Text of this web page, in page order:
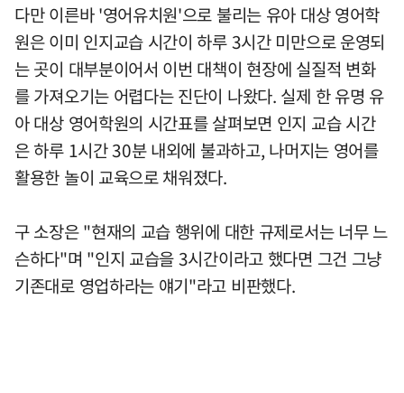
다만 이른바 '영어유치원'으로 불리는 유아 대상 영어학
원은 이미 인지교습 시간이 하루 3시간 미만으로 운영되
는 곳이 대부분이어서 이번 대책이 현장에 실질적 변화
를 가져오기는 어렵다는 진단이 나왔다. 실제 한 유명 유
아 대상 영어학원의 시간표를 살펴보면 인지 교습 시간
은 하루 1시간 30분 내외에 불과하고, 나머지는 영어를
활용한 놀이 교육으로 채워졌다.
구 소장은 "현재의 교습 행위에 대한 규제로서는 너무 느
슨하다"며 "인지 교습을 3시간이라고 했다면 그건 그냥
기존대로 영업하라는 얘기"라고 비판했다.